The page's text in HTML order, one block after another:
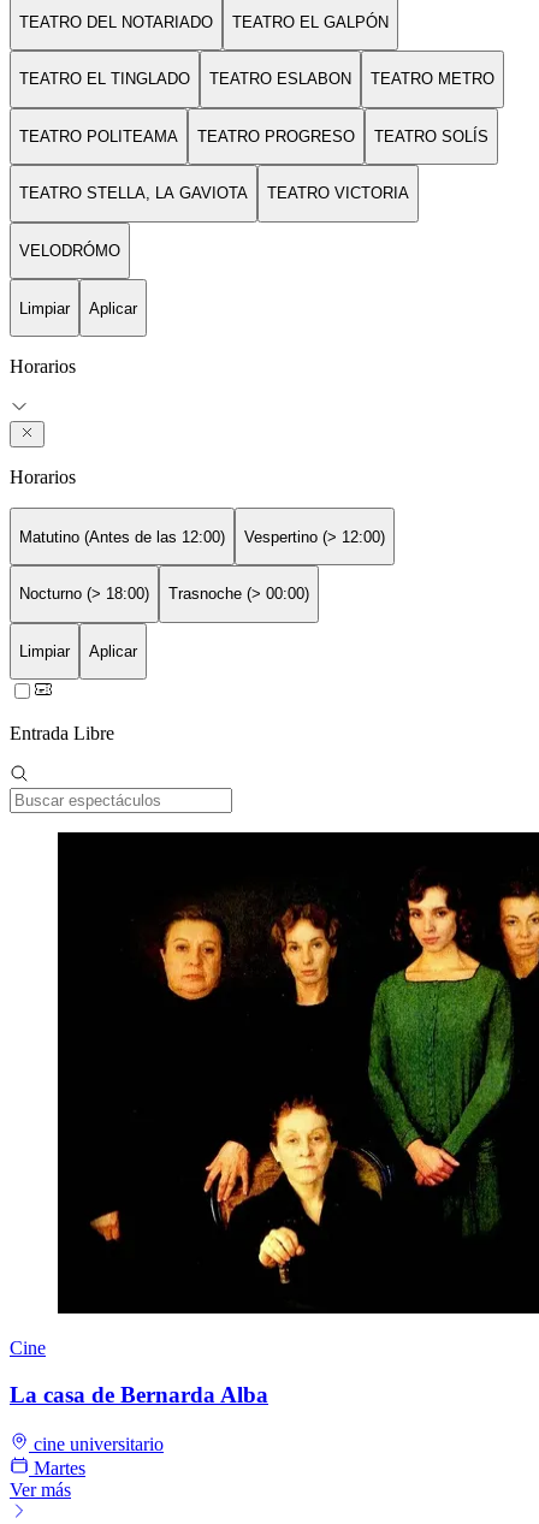
TEATRO DEL NOTARIADO TEATRO EL GALPÓN
TEATRO EL TINGLADO TEATRO ESLABON TEATRO METRO
TEATRO POLITEAMA TEATRO PROGRESO TEATRO SOLÍS
TEATRO STELLA, LA GAVIOTA TEATRO VICTORIA
VELODRÓMO
Limpiar Aplicar
Horarios
Horarios
Matutino (Antes de las 12:00) Vespertino (> 12:00)
Nocturno (> 18:00) Trasnoche (> 00:00)
Limpiar Aplicar
Entrada Libre
Cine
La casa de Bernarda Alba
cine universitario
Martes
Ver más